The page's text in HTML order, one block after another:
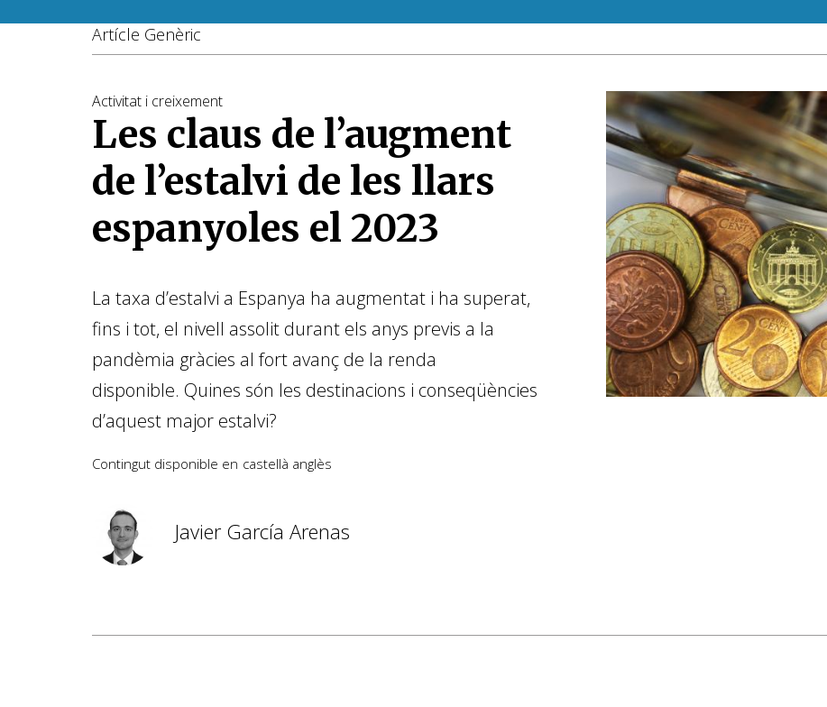
Artícle Genèric
Activitat i creixement
Les claus de l’augment
de l’estalvi de les llars
espanyoles el 2023
La taxa d’estalvi a Espanya ha augmentat i ha superat,
fins i tot, el nivell assolit durant els anys previs a la
pandèmia gràcies al fort avanç de la renda
disponible. Quines són les destinacions i conseqüències
d’aquest major estalvi?
Contingut disponible en castellà anglès
Javier García Arenas